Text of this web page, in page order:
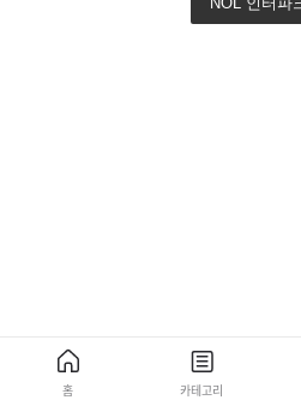
홈 카테고리